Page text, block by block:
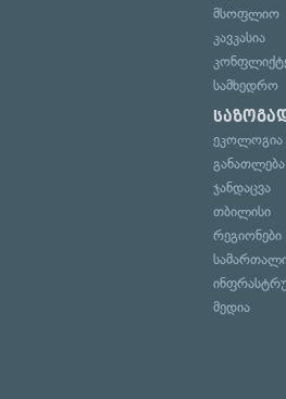
მსოფლიო
კავკასია
სამხედრო
ეკოლოგია
განათლება
ჯანდაცვა
თბილისი
რეგიონები
მედია